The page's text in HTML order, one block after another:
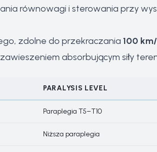
równowagi i sterowania przy
zdolne do przekraczania 100
absorbującym siły
PARALYSIS LEVEL
Paraplegia T5–T10
Niższa paraplegia